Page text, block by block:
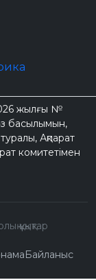
жылғы №
басылымын,
Ақпарат
комитетімен
құқықтар
Байланыс